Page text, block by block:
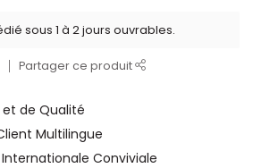
sous 1 à 2 jours ouvrables.
Partager ce produit
de Qualité
Multilingue
Conviviale